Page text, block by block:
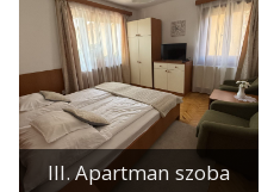
III. Apartman szoba